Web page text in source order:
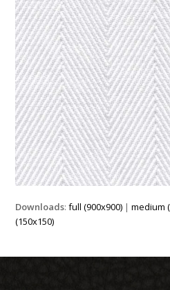
Downloads:full (900x900) |medium
(150x150)